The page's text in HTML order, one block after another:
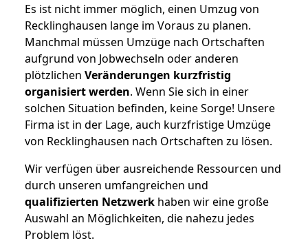
Es ist nicht immer möglich, einen Umzug von
Recklinghausen lange im Voraus zu planen.
Manchmal müssen Umzüge nach Ortschaften
aufgrund von Jobwechseln oder anderen
plötzlichen Veränderungen kurzfristig
organisiert werden. Wenn Sie sich in einer
solchen Situation befinden, keine Sorge! Unsere
Firma ist in der Lage, auch kurzfristige Umzüge
von Recklinghausen nach Ortschaften zu lösen.
Wir verfügen über ausreichende Ressourcen und
durch unseren umfangreichen und
qualifizierten Netzwerk haben wir eine große
Auswahl an Möglichkeiten, die nahezu jedes
Problem löst.